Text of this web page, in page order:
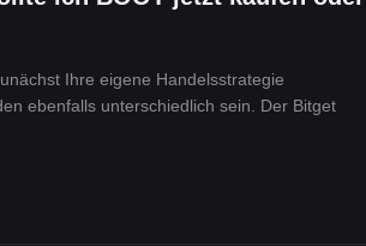
Ihre eigene Handelsstrategie
ebenfalls unterschiedlich sein. Der Bitget